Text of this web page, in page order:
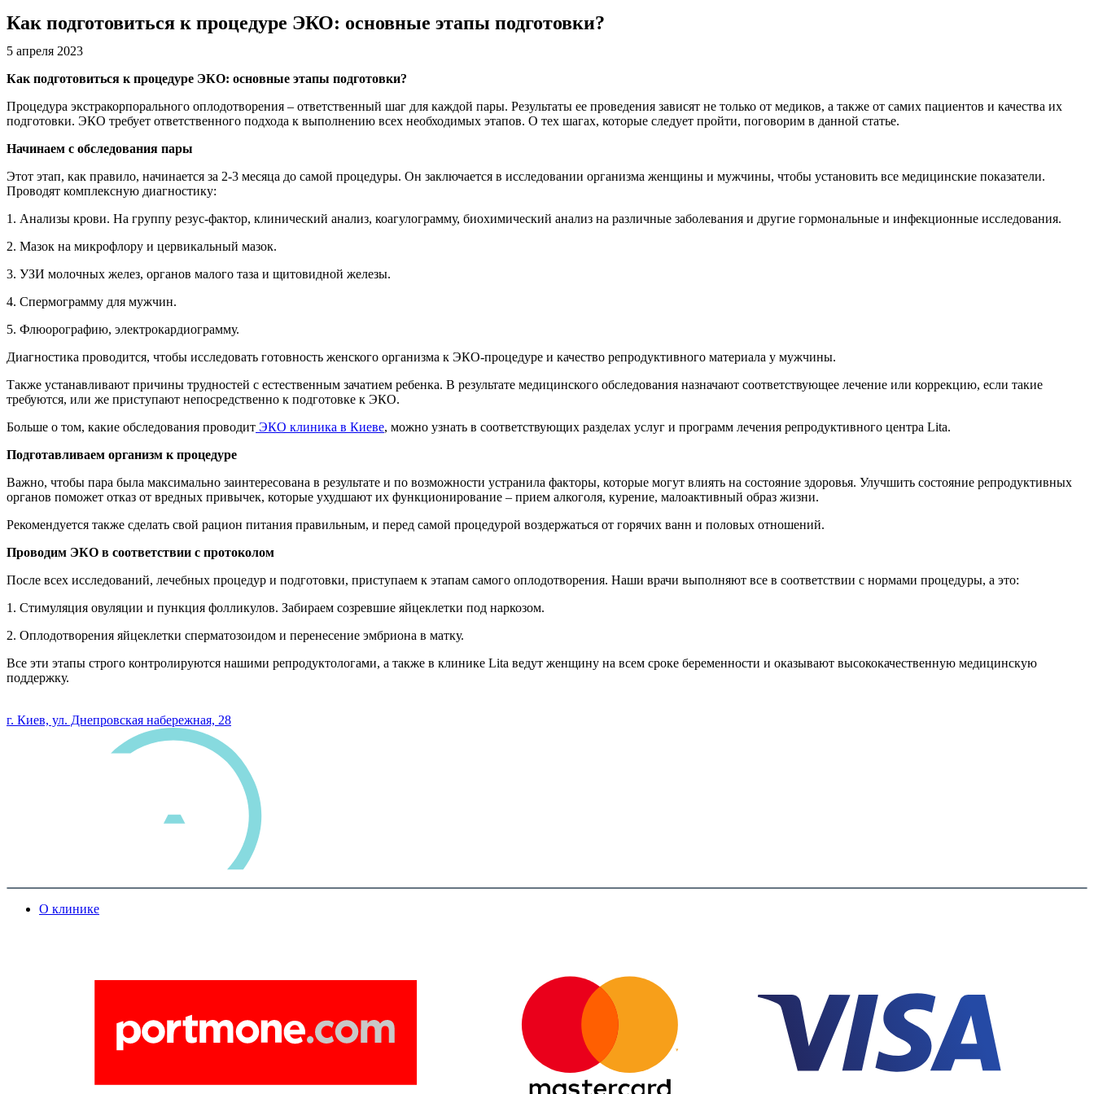
Как подготовиться к процедуре ЭКО: основные этапы подготовки?
5 апреля 2023
Как подготовиться к процедуре ЭКО: основные этапы подготовки?
Процедура экстракорпорального оплодотворения – ответственный шаг для каждой пары. Результаты ее проведения зависят не только от медиков, а также от самих пациентов и качества их
подготовки. ЭКО требует ответственного подхода к выполнению всех необходимых этапов. О тех шагах, которые следует пройти, поговорим в данной статье.
Начинаем с обследования пары
Этот этап, как правило, начинается за 2-3 месяца до самой процедуры. Он заключается в исследовании организма женщины и мужчины, чтобы установить все медицинские показатели.
Проводят комплексную диагностику:
1. Анализы крови. На группу резус-фактор, клинический анализ, коагулограмму, биохимический анализ на различные заболевания и другие гормональные и инфекционные исследования.
2. Мазок на микрофлору и цервикальный мазок.
3. УЗИ молочных желез, органов малого таза и щитовидной железы.
4. Спермограмму для мужчин.
5. Флюорографию, электрокардиограмму.
Диагностика проводится, чтобы исследовать готовность женского организма к ЭКО-процедуре и качество репродуктивного материала у мужчины.
Также устанавливают причины трудностей с естественным зачатием ребенка. В результате медицинского обследования назначают соответствующее лечение или коррекцию, если такие
требуются, или же приступают непосредственно к подготовке к ЭКО.
Больше о том, какие обследования проводит ЭКО клиника в Киеве, можно узнать в соответствующих разделах услуг и программ лечения репродуктивного центра Lita.
Подготавливаем организм к процедуре
Важно, чтобы пара была максимально заинтересована в результате и по возможности устранила факторы, которые могут влиять на состояние здоровья. Улучшить состояние репродуктивных
органов поможет отказ от вредных привычек, которые ухудшают их функционирование – прием алкоголя, курение, малоактивный образ жизни.
Рекомендуется также сделать свой рацион питания правильным, и перед самой процедурой воздержаться от горячих ванн и половых отношений.
Проводим ЭКО в соответствии с протоколом
После всех исследований, лечебных процедур и подготовки, приступаем к этапам самого оплодотворения. Наши врачи выполняют все в соответствии с нормами процедуры, а это:
1. Стимуляция овуляции и пункция фолликулов. Забираем созревшие яйцеклетки под наркозом.
2. Оплодотворения яйцеклетки сперматозоидом и перенесение эмбриона в матку.
Все эти этапы строго контролируются нашими репродуктологами, а также в клинике Lita ведут женщину на всем сроке беременности и оказывают высококачественную медицинскую
поддержку.
г. Киев, ул. Днепровская набережная, 28
О клинике